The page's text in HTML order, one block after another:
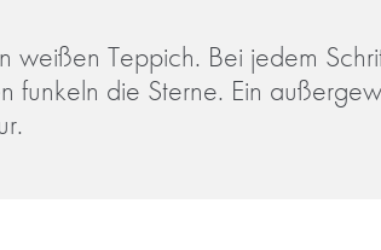
weißen Teppich. Bei jedem
funkeln die Sterne. Ein